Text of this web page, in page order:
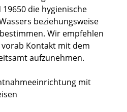
die hygienische
beziehungsweise
Wir empfehlen
Kontakt mit dem
aufzunehmen.
mit